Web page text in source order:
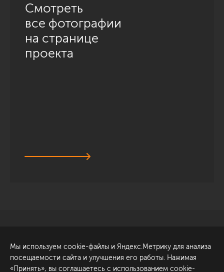
Смотреть
все фотографии
на странице
проекта
Обсудить проект
ул. Академика Павлова, 6
к1
Мы используем cookie-файлы и Яндекс.Метрику для анализа
посещаемости сайта и улучшения его работы. Нажимая
«Принять», вы соглашаетесь с использованием cookie-